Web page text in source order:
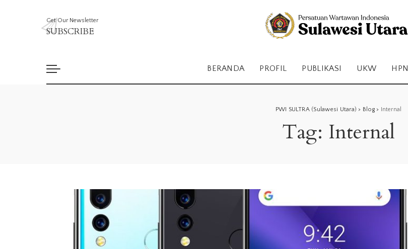
Get Our Newsletter
SUBSCRIBE
BERANDA PROFIL PUBLIKASI UKW HPN
PWI SULTRA (Sulawesi Utara) > Blog> Internal
Tag: Internal